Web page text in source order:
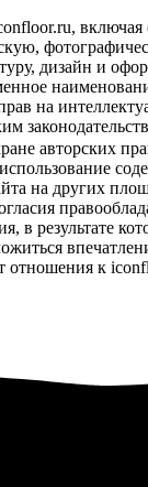
дизайн и
на
авторских
на других
в результате
отношения к